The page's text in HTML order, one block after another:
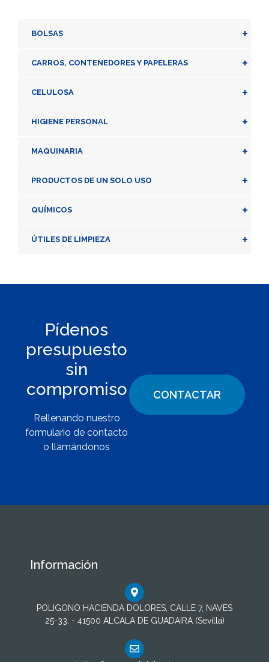
+
BOLSAS
+
CARROS, CONTENEDORES Y PAPELERAS
+
CELULOSA
+
HIGIENE PERSONAL
+
MAQUINARIA
+
PRODUCTOS DE UN SOLO USO
+
QUÍMICOS
+
ÚTILES DE LIMPIEZA
Pídenos
presupuesto
sin
compromiso
Rellenando nuestro
formulario de contacto
o llamándonos
CONTACTAR
Información
POLIGONO HACIENDA DOLORES, CALLE 7, NAVES
25-33, - 41500 ALCALA DE GUADAIRA (Sevilla)